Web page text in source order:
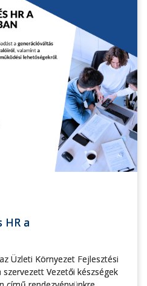
HR a
Üzleti Környezet Fejlesztési
Vezetői készségek